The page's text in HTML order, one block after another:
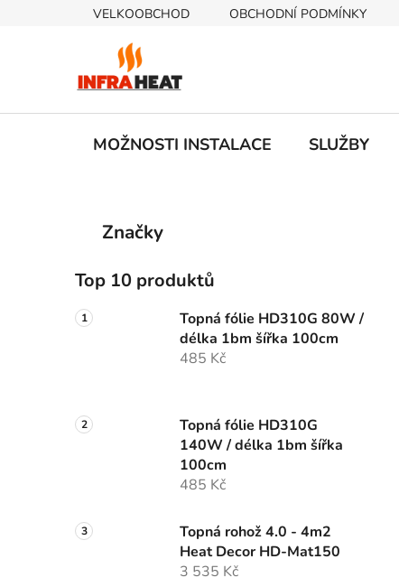
VELKOOBCHOD OBCHODNÍ PODMÍNKY
MOŽNOSTI INSTALACE SLUŽBY
s
t
r
í
p
l
Přeskočit
kategorie
e
o
Značky
Top 10 produktů
Topná fólie HD310G 80W /
délka 1bm šířka 100cm
485 Kč
Topná fólie HD310G
140W / délka 1bm šířka
100cm
485 Kč
Topná rohož 4.0 - 4m2
Heat Decor HD-Mat150
3 535 Kč